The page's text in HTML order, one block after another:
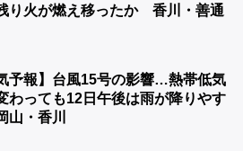
り火が燃え移ったか 香川・善通
予報】台風15号の影響…熱帯低気
わっても12日午後は雨が降りやす
・香川